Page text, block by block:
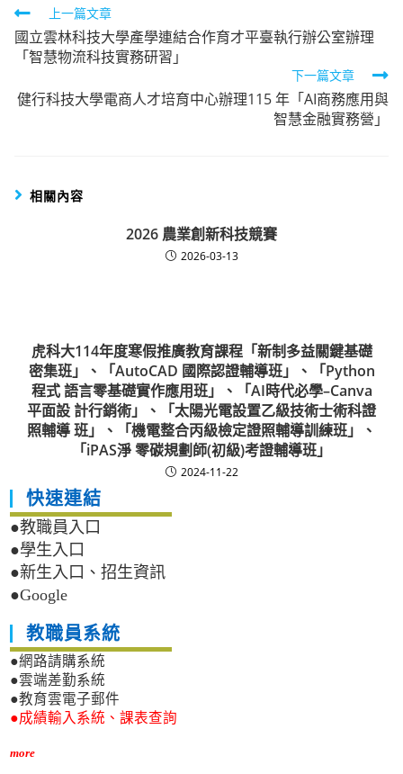
Read
more
articles
上一篇文章
國立雲林科技大學產學連結合作育才平臺執行辦公室辦理
「智慧物流科技實務研習」
下一篇文章
健行科技大學電商人才培育中心辦理115 年「AI商務應用與
智慧金融實務營」
相關內容
2026 農業創新科技競賽
2026-03-13
虎科大114年度寒假推廣教育課程「新制多益關鍵基礎
密集班」、「AutoCAD 國際認證輔導班」、「Python
程式 語言零基礎實作應用班」、「AI時代必學–Canva
平面設 計行銷術」、「太陽光電設置乙級技術士術科證
照輔導 班」、「機電整合丙級檢定證照輔導訓練班」、
「iPAS淨 零碳規劃師(初級)考證輔導班」
2024-11-22
快速連結
●教職員入口
●學生入口
●新生入口、招生資訊
●Google
教職員系統
●網路請購系統
●雲端差勤系統
●教育雲電子郵件
●成績輸入系統、課表查詢
more